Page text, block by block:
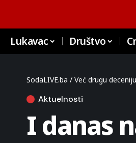
Lukavac Društvo
SodaLIVE.ba / Već drugu
Aktuelnosti
I danas